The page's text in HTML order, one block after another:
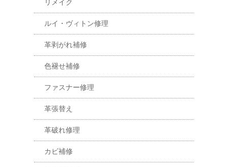
リメイク
ルイ・ヴィトン修理
革剥がれ補修
色褪せ補修
ファスナー修理
革張替え
革破れ修理
カビ補修